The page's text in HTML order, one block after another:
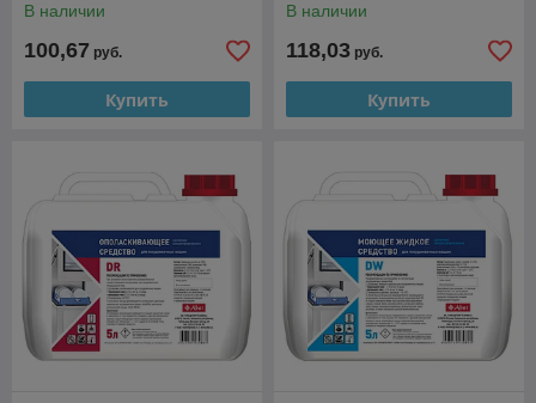
В наличии
100,67 руб.
Купить
В наличии
118,03 руб.
Купить